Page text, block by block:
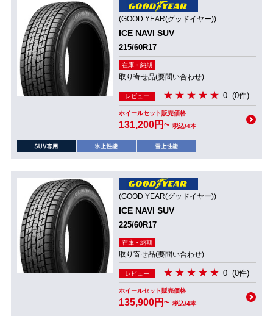
(GOOD YEAR(グッドイヤー))
ICE NAVI SUV
215/60R17
在庫・納期
取り寄せ品(要問い合わせ)
レビュー 0 (0件)
ホイールセット販売価格
131,200円~ 税込/4本
(GOOD YEAR(グッドイヤー))
ICE NAVI SUV
225/60R17
在庫・納期
取り寄せ品(要問い合わせ)
レビュー 0 (0件)
ホイールセット販売価格
135,900円~ 税込/4本